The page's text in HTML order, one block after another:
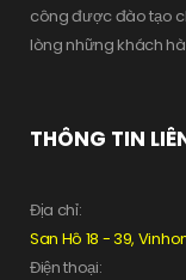
công được đào tạo
lòng những khách
THÔNG TIN
Địa chỉ:
San Hô 18 - 39,
Điện thoại: